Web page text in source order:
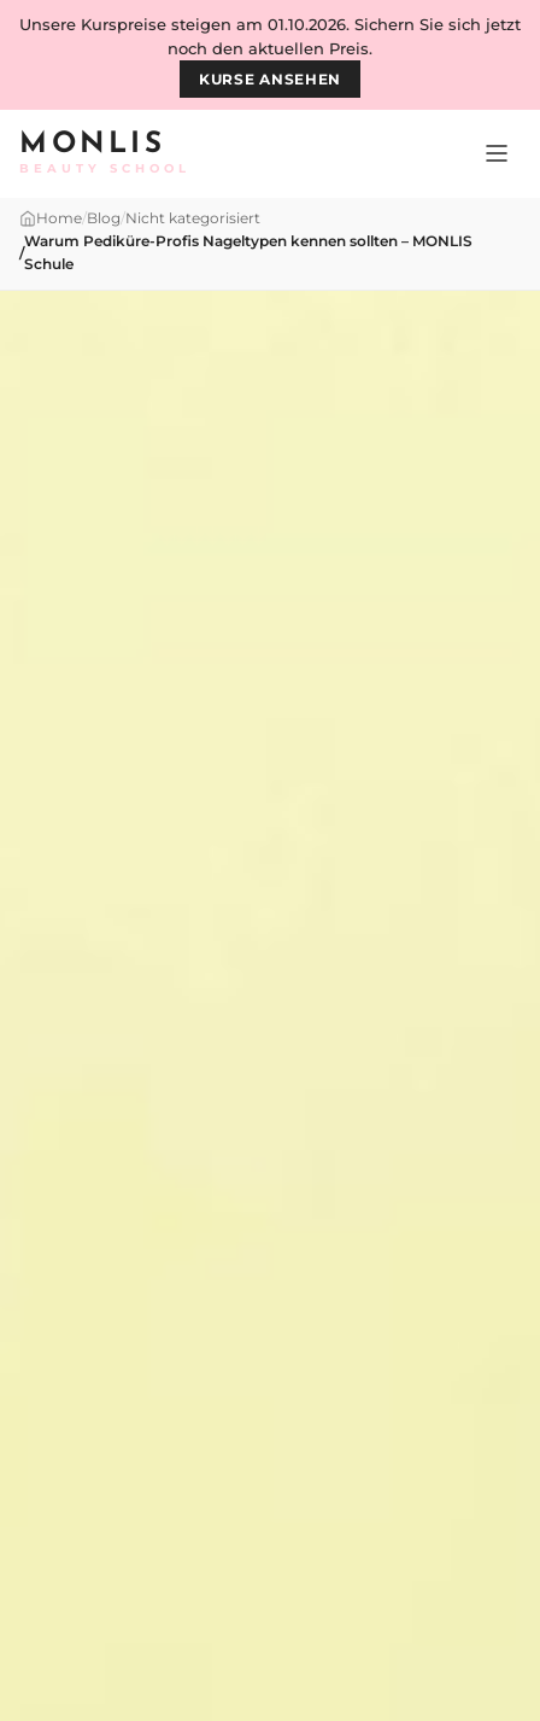
Skip to content
MONLIS
BEAUTY SCHOOL
Unsere Kurspreise steigen am 01.10.2026. Sichern Sie sich jetzt
noch den aktuellen Preis.
KURSE ANSEHEN
Home/Blog/Nicht kategorisiert
/
Warum Pediküre-Profis Nageltypen kennen sollten – MONLIS
Schule